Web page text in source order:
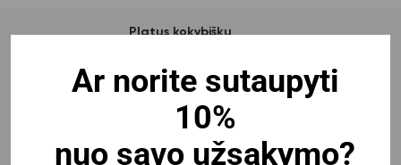
Platus kokybiškų
Nemokamas pristatymas
perkantiems nuo 100 Eur
Ar norite sutaupyti
10%
nuo savo užsakymo?